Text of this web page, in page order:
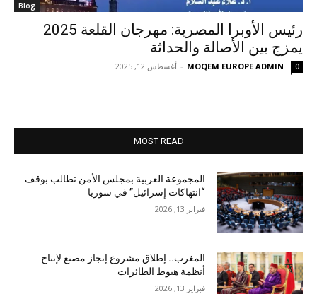
Blog
رئيس الأوبرا المصرية: مهرجان القلعة 2025
يمزج بين الأصالة والحداثة
MOQEM EUROPE ADMIN
- أغسطس 12, 2025 0
MOST READ
المجموعة العربية بمجلس الأمن تطالب بوقف
“انتهاكات إسرائيل” في سوريا
فبراير 13, 2026
المغرب.. إطلاق مشروع إنجاز مصنع لإنتاج
أنظمة هبوط الطائرات
فبراير 13, 2026